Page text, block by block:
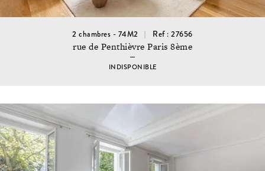
2 chambres - 74M2 Ref : 27656
rue de Penthièvre Paris 8ème
INDISPONIBLE